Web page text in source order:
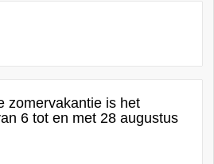
zomervakantie is het
6 tot en met 28 augustus